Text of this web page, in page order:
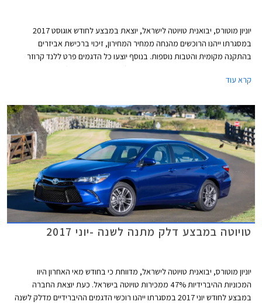
יוניון מוטורס, יבואנית טויוטה לישראל, יוצאת במבצע לחודש אוגוסט 2017
במסגרתו ייהנו הרוכשים מהנחה ממחיר המחירון, זיכוי ברכישת אביזרים
בהתקנה מקומית והטבות נוספות. בנוסף יוצעו כל הדגמים פרט ללנד קרוזר
31.08.2017.
קרא עוד
טויוטה במבצע דלק מתנה לשנה -יוני 2017
יוניון מוטורס, יבואנית טויוטה לישראל, מדווחת כי בחודש מאי האחרון היוו
המכוניות ההיברידיות 47% ממכירות טויוטה בישראל. כעת יוצאת החברה
במבצע לחודש יוני 2017 במסגרתו ייהנו רוכשי הדגמים ההיברידיים מדלק לשנה